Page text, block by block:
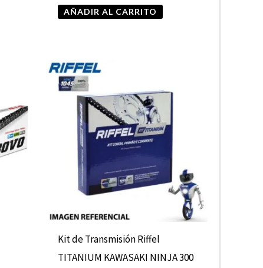
AÑADIR AL CARRITO
Kit de Transmisión Riffel
TITANIUM KAWASAKI NINJA 300